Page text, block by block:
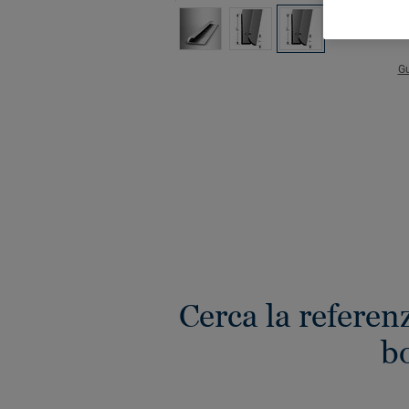
Cerca la